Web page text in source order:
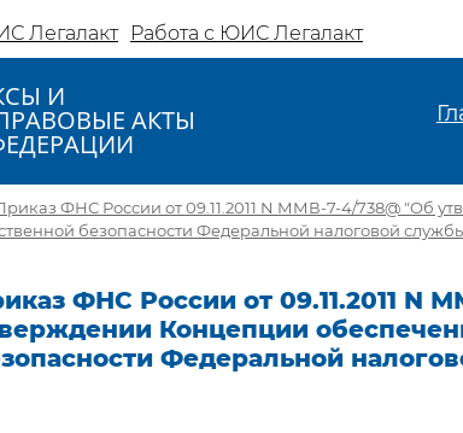
Легалакт Работа с ЮИС Легалакт
И
АКТЫ
ФНС России от 09.11.2011 N ММВ-7-4/738@ "Об
безопасности Федеральной налоговой
ФНС России от 09.11.2011 N
Концепции
Федеральной